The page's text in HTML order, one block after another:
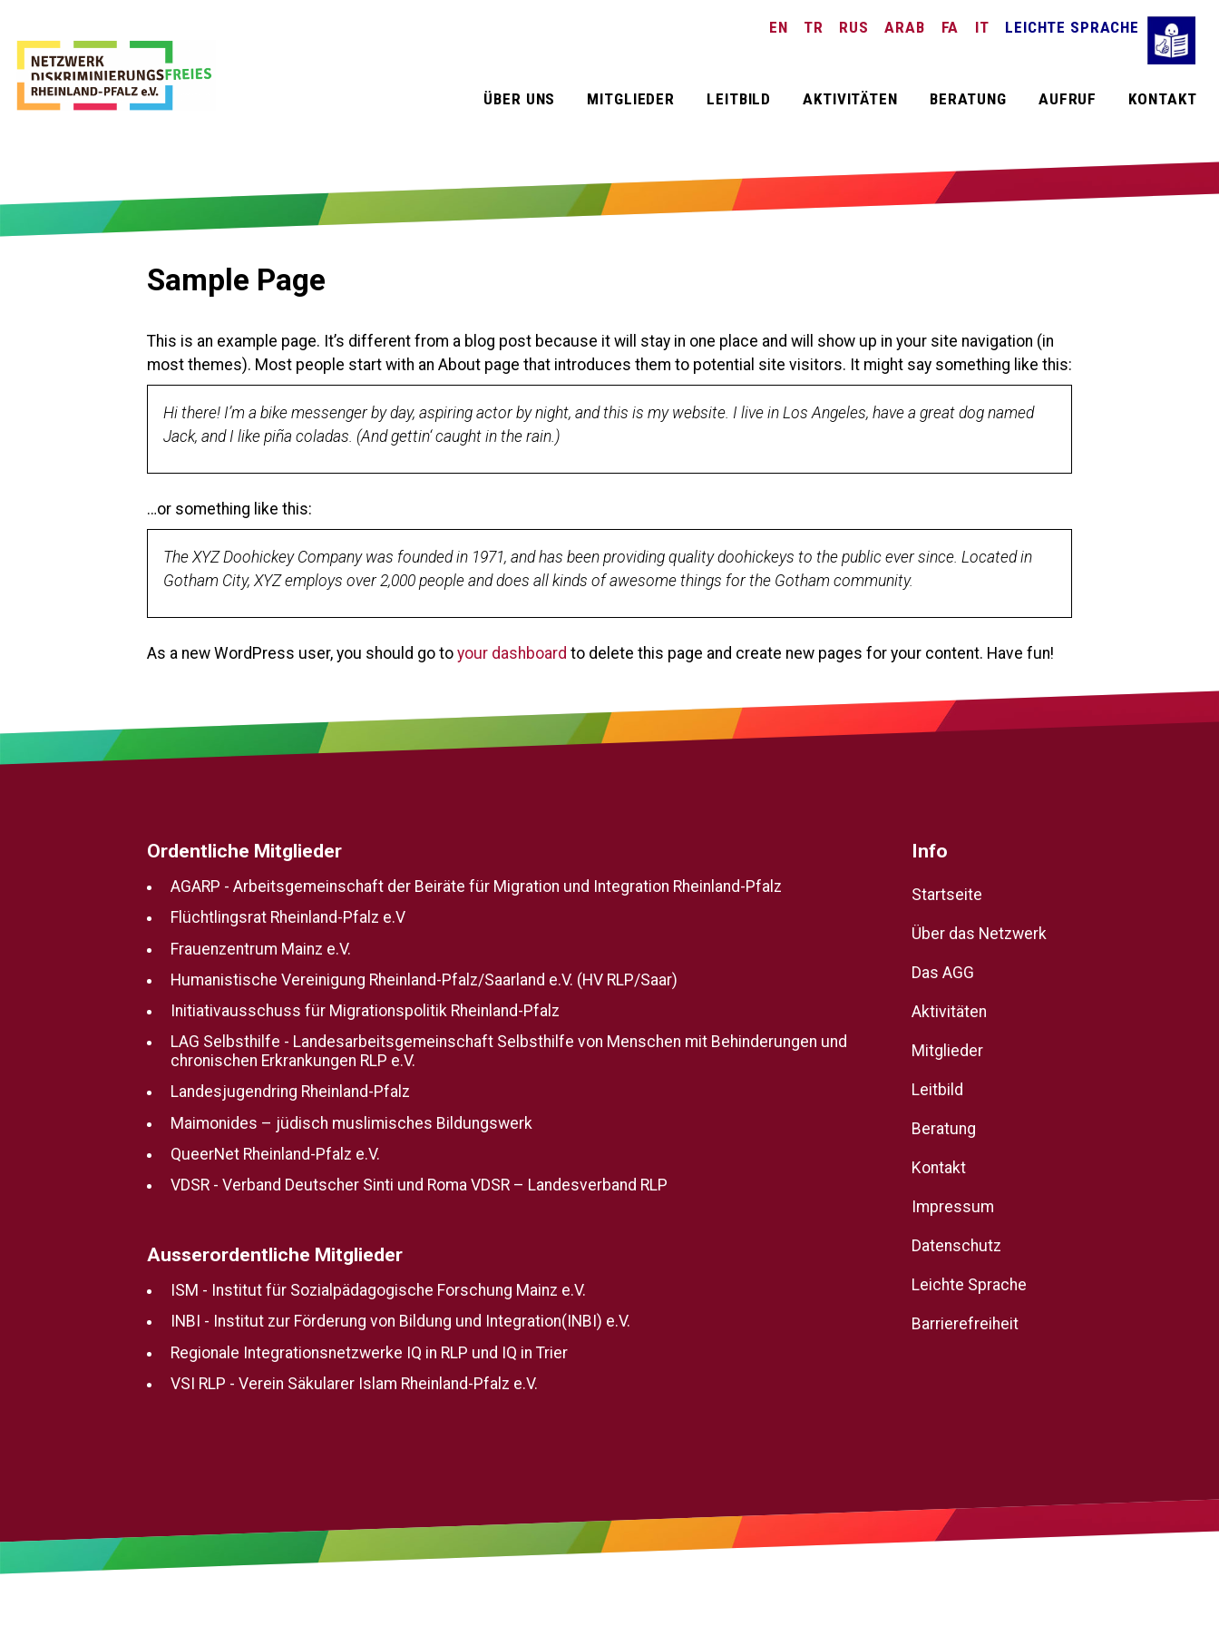
ÜBER UNS MITGLIEDER LEITBILD AKTIVITÄTEN BERATUNG AUFRUF KONTAKT
EN TR RUS ARAB FA IT LEICHTE SPRACHE
Sample Page
This is an example page. It’s different from a blog post because it will stay in one place and will show up in your site navigation (in
most themes). Most people start with an About page that introduces them to potential site visitors. It might say something like this:
Hi there! I’m a bike messenger by day, aspiring actor by night, and this is my website. I live in Los Angeles, have a great dog named
Jack, and I like piña coladas. (And gettin‘ caught in the rain.)
…or something like this:
The XYZ Doohickey Company was founded in 1971, and has been providing quality doohickeys to the public ever since. Located in
Gotham City, XYZ employs over 2,000 people and does all kinds of awesome things for the Gotham community.
As a new WordPress user, you should go to your dashboard to delete this page and create new pages for your content. Have fun!
Ordentliche Mitglieder
AGARP - Arbeitsgemeinschaft der Beiräte für Migration und Integration Rheinland-Pfalz
Flüchtlingsrat Rheinland-Pfalz e.V
Frauenzentrum Mainz e.V.
Humanistische Vereinigung Rheinland-Pfalz/Saarland e.V. (HV RLP/Saar)
Initiativausschuss für Migrationspolitik Rheinland-Pfalz
LAG Selbsthilfe - Landesarbeitsgemeinschaft Selbsthilfe von Menschen mit Behinderungen und
chronischen Erkrankungen RLP e.V.
Landesjugendring Rheinland-Pfalz
Maimonides – jüdisch muslimisches Bildungswerk
QueerNet Rheinland-Pfalz e.V.
VDSR - Verband Deutscher Sinti und Roma VDSR – Landesverband RLP
Ausserordentliche Mitglieder
ISM - Institut für Sozialpädagogische Forschung Mainz e.V.
INBI - Institut zur Förderung von Bildung und Integration(INBI) e.V.
Regionale Integrationsnetzwerke IQ in RLP und IQ in Trier
VSI RLP - Verein Säkularer Islam Rheinland-Pfalz e.V.
Info
Startseite
Über das Netzwerk
Das AGG
Aktivitäten
Mitglieder
Leitbild
Beratung
Kontakt
Impressum
Datenschutz
Leichte Sprache
Barrierefreiheit